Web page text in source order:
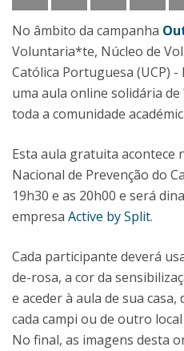
No âmbito da campanha
Voluntaria*te, Núcleo de
Católica Portuguesa (UCP)
uma aula online solidária
toda a comunidade
Esta aula gratuita acontece
Nacional de Prevenção do
19h30 e as 20h00 e será
empresa Active by Split.
Cada participante deverá
de-rosa, a cor da
e aceder à aula de sua casa,
cada campi ou de outro
No final, as imagens desta